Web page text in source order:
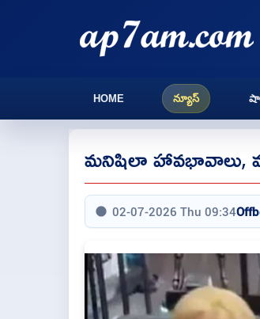
HOME న్యూస్
మనిషిలా హావభావాలు,
02-07-2026 Thu 09:34